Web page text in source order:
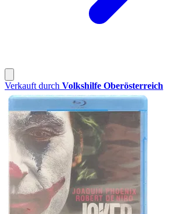
Verkauft durch Volkshilfe Oberösterreich